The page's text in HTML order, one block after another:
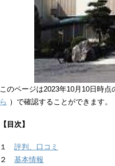
このページは2023年10月10日時
ら ）で確認することができます。
【目次】
１ 評判、口コミ
２ 基本情報